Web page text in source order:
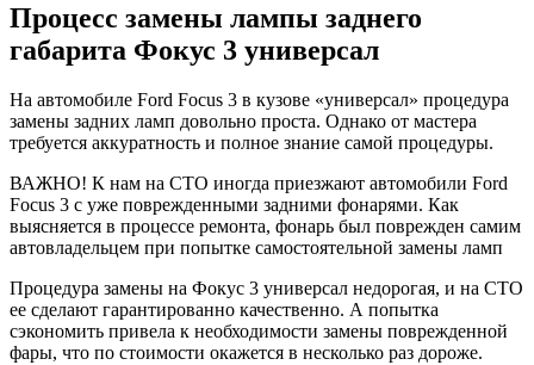
Процесс замены лампы заднего
габарита Фокус 3 универсал
На автомобиле Ford Focus 3 в кузове «универсал» процедура
замены задних ламп довольно проста. Однако от мастера
требуется аккуратность и полное знание самой процедуры.
ВАЖНО! К нам на СТО иногда приезжают автомобили Ford
Focus 3 с уже поврежденными задними фонарями. Как
выясняется в процессе ремонта, фонарь был поврежден самим
автовладельцем при попытке самостоятельной замены ламп
Процедура замены на Фокус 3 универсал недорогая, и на СТО
ее сделают гарантированно качественно. А попытка
сэкономить привела к необходимости замены поврежденной
фары, что по стоимости окажется в несколько раз дороже.